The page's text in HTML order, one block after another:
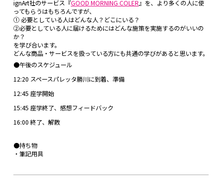
ignArt社のサービス『GOOD MORNING COLER 』を、より多くの人に使
ってもらうはもちろんですが、
① 必要としている人はどんな人？どこにいる？
②必要としている人に届けるためにはどんな施策を実施するのがいいの
か？
を学び合います。
どんな商品・サービスを扱っている方にも共通の学びがあると思います。
●午後のスケジュール
12:20 スペースパレッタ勝川に到着、準備
12:45 座学開始
15:45 座学終了、感想フィードバック
16:00 終了、解散
●持ち物
・筆記用具